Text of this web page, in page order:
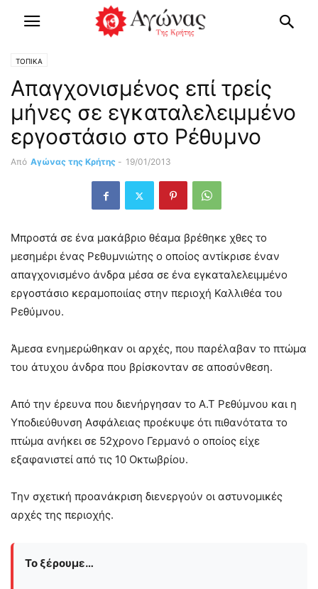
ΤΟΠΙΚΑ
Απαγχονισμένος επί τρείς
μήνες σε εγκαταλελειμμένο
εργοστάσιο στο Ρέθυμνο
Από Αγώνας της Κρήτης - 19/01/2013
Μπροστά σε ένα μακάβριο θέαμα βρέθηκε χθες το
μεσημέρι ένας Ρεθυμνιώτης ο οποίος αντίκρισε έναν
απαγχονισμένο άνδρα μέσα σε ένα εγκαταλελειμμένο
εργοστάσιο κεραμοποιίας στην περιοχή Καλλιθέα του
Ρεθύμνου.
Άμεσα ενημερώθηκαν οι αρχές, που παρέλαβαν το πτώμα
του άτυχου άνδρα που βρίσκονταν σε αποσύνθεση.
Από την έρευνα που διενήργησαν το Α.Τ Ρεθύμνου και η
Υποδιεύθυνση Ασφάλειας προέκυψε ότι πιθανότατα το
πτώμα ανήκει σε 52χρονο Γερμανό ο οποίος είχε
εξαφανιστεί από τις 10 Οκτωβρίου.
Την σχετική προανάκριση διενεργούν οι αστυνομικές
αρχές της περιοχής.
Το ξέρουμε…